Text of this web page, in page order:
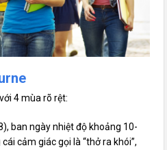
4 mùa rõ rệt:
ban ngày nhiệt độ khoảng 10-
cảm giác gọi là “thở ra khói”,